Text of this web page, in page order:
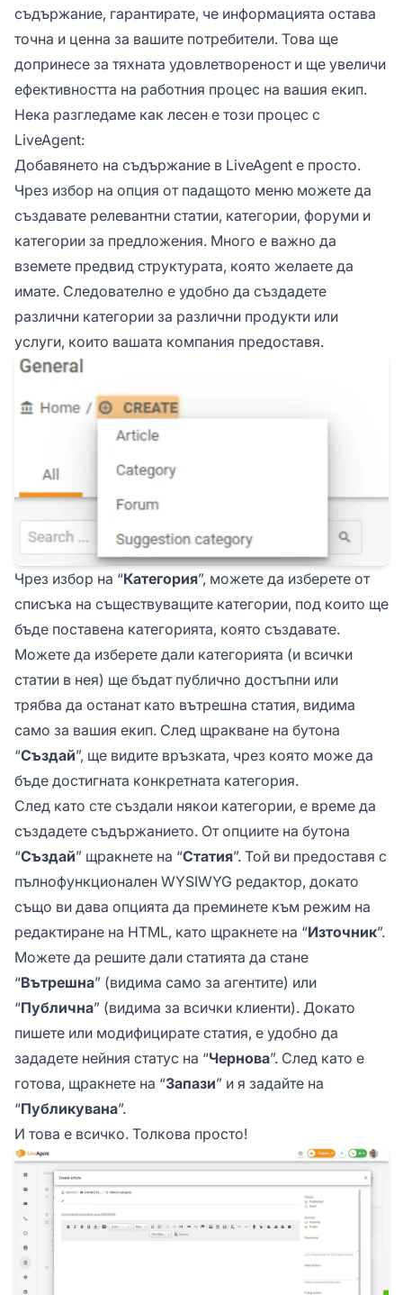
съдържание, гарантирате, че информацията остава
точна и ценна за вашите потребители. Това ще
допринесе за тяхната удовлетвореност и ще увеличи
ефективността на работния процес на вашия екип.
Нека разгледаме как лесен е този процес с
LiveAgent:
Добавянето на съдържание в LiveAgent е просто.
Чрез избор на опция от падащото меню можете да
създавате релевантни статии, категории, форуми и
категории за предложения. Много е важно да
вземете предвид структурата, която желаете да
имате. Следователно е удобно да създадете
различни категории за различни продукти или
услуги, които вашата компания предоставя.
Чрез избор на “Категория”, можете да изберете от
списъка на съществуващите категории, под които ще
бъде поставена категорията, която създавате.
Можете да изберете дали категорията (и всички
статии в нея) ще бъдат публично достъпни или
трябва да останат като вътрешна статия, видима
само за вашия екип. След щракване на бутона
“Създай”, ще видите връзката, чрез която може да
бъде достигната конкретната категория.
След като сте създали някои категории, е време да
създадете съдържанието. От опциите на бутона
“Създай” щракнете на “Статия”. Той ви предоставя с
пълнофункционален WYSIWYG редактор, докато
също ви дава опцията да преминете към режим на
редактиране на HTML, като щракнете на “Източник”.
Можете да решите дали статията да стане
“Вътрешна” (видима само за агентите) или
“Публична” (видима за всички клиенти). Докато
пишете или модифицирате статия, е удобно да
зададете нейния статус на “Чернова”. След като е
готова, щракнете на “Запази” и я задайте на
“Публикувана”.
И това е всичко. Толкова просто!